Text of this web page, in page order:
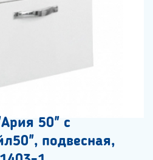
50" с
подвесная,